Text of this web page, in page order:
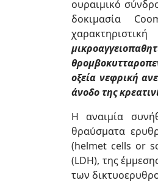
ουραιμικό
δοκιμασία
οξεία νεφρική
άνοδο της
Η αναιμία
θραύσματα
(helmet cells or
(LDH), της
των